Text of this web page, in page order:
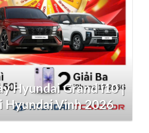
Hyundai Grand i10 |
Hyundai Vinh 2026